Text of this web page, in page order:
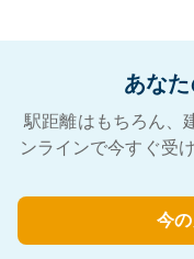
あな
駅距離はもちろん、
ンラインで今すぐ受
今